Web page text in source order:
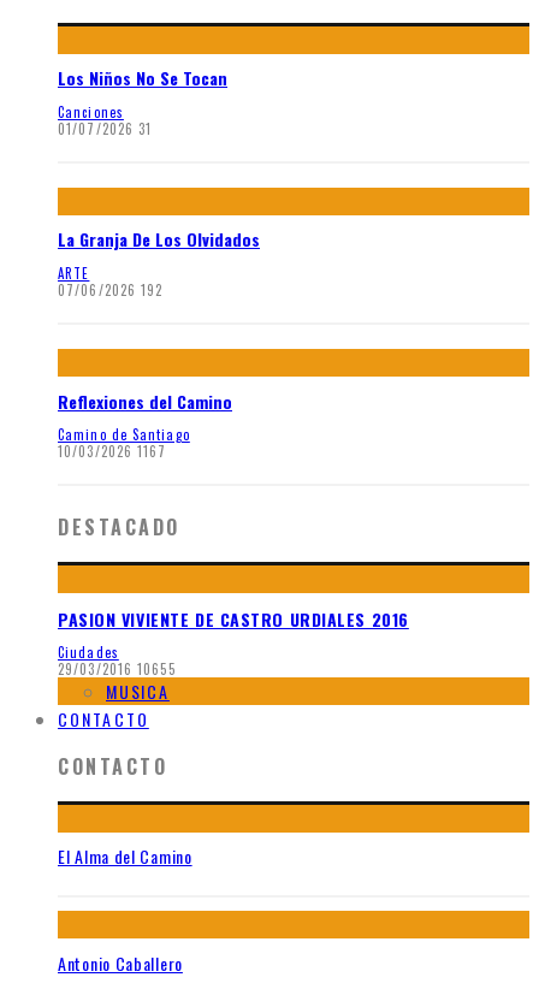
Los Niños No Se Tocan
Canciones
01/07/2026 31
La Granja De Los Olvidados
ARTE
07/06/2026 192
Reflexiones del Camino
Camino de Santiago
10/03/2026 1167
DESTACADO
PASION VIVIENTE DE CASTRO URDIALES 2016
Ciudades
29/03/2016 10655
MUSICA
CONTACTO
CONTACTO
El Alma del Camino
Antonio Caballero